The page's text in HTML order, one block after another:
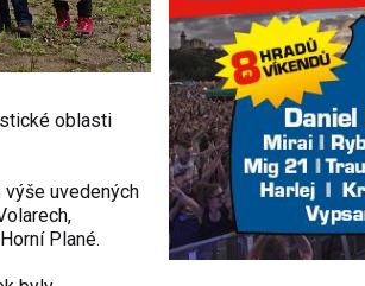
oblasti
uvedených
Plané.